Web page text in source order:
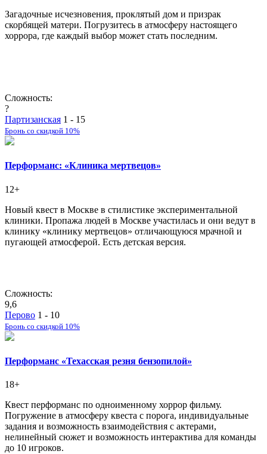
Загадочные исчезновения, проклятый дом и призрак
скорбящей матери. Погрузитесь в атмосферу настоящего
хоррора, где каждый выбор может стать последним.
Сложность:
?
Партизанская 1 - 15
Бронь со скидкой 10%
Перформанс: «Клиника мертвецов»
12+
Новый квест в Москве в стилистике экспериментальной
клиники. Пропажа людей в Москве участилась и они ведут в
клинику «клинику мертвецов» отличающуюся мрачной и
пугающей атмосферой. Есть детская версия.
Сложность:
9,6
Перово 1 - 10
Бронь со скидкой 10%
Перформанс «Техасская резня бензопилой»
18+
Квест перформанс по одноименному хоррор фильму.
Погружение в атмосферу квеста с порога, индивидуальные
задания и возможность взаимодействия с актерами,
нелинейный сюжет и возможность интерактива для команды
до 10 игроков.